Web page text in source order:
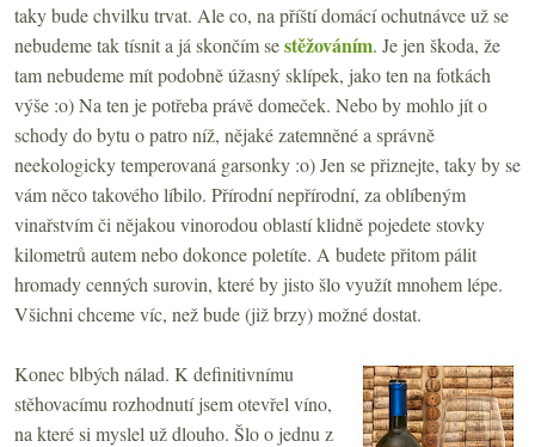
taky bude chvilku trvat. Ale co, na příští domácí ochutnávce už se
nebudeme tak tísnit a já skončím sestěžováním. Je jen škoda, že
tam nebudeme mít podobně úžasný sklípek, jako ten na fotkách
výše :o) Na ten je potřeba právě domeček. Nebo by mohlo jít o
schody do bytu o patro níž, nějaké zatemněné a správně
neekologicky temperovaná garsonky :o) Jen se přiznejte, taky by se
vám něco takového líbilo. Přírodní nepřírodní, za oblíbeným
vinařstvím či nějakou vinorodou oblastí klidně pojedete stovky
kilometrů autem nebo dokonce poletíte. A budete přitom pálit
hromady cenných surovin, které by jisto šlo využít mnohem lépe.
Všichni chceme víc, než bude (již brzy) možné dostat.
Konec blbých nálad. K definitivnímu
stěhovacímu rozhodnutí jsem otevřel víno,
na které si myslel už dlouho. Šlo o jednu z